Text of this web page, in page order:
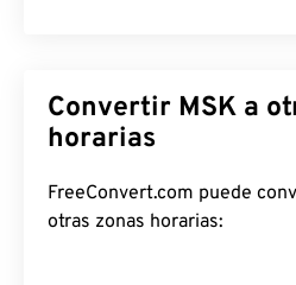
Convertir MSK a
horarias
FreeConvert.com puede
otras zonas horarias: